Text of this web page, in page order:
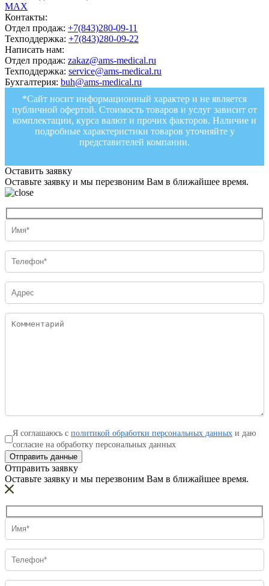
MAX
Контакты:
Отдел продаж: +7(843)280-09-11
Техподдержка: +7(843)280-09-22
Написать нам:
Отдел продаж: zakaz@ams-medical.ru
Техподдержка: service@ams-medical.ru
Бухгалтерия: buh@ams-medical.ru
*Сайт носит информационный характер и не является
публичной офертой. Стоимость товаров и услуг зависит от
комплектации, курса валют и прочих факторов. Наличие и
подробные характеристики товаров уточняйте у
представителей компании.
Оставить заявку
Оставьте заявку и мы перезвоним Вам в ближайшее время.
Я соглашаюсь с политикой обработки персональных данных и даю
согласие на обработку персональных данных
Отправить данные
Отправить заявку
Оставьте заявку и мы перезвоним Вам в ближайшее время.